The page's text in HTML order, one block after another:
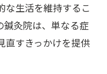
対策
健康的なライフ
鍼灸活用法
な生活を維持するこ
鍼灸院は、単なる症
直すきっかけを提供